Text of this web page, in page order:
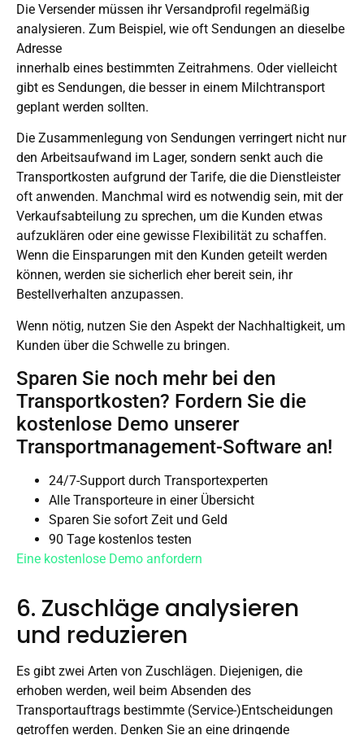
Die Versender müssen ihr Versandprofil regelmäßig
analysieren. Zum Beispiel, wie oft Sendungen an dieselbe
Adresse
innerhalb eines bestimmten Zeitrahmens. Oder vielleicht
gibt es Sendungen, die besser in einem Milchtransport
geplant werden sollten.
Die Zusammenlegung von Sendungen verringert nicht nur
den Arbeitsaufwand im Lager, sondern senkt auch die
Transportkosten aufgrund der Tarife, die die Dienstleister
oft anwenden. Manchmal wird es notwendig sein, mit der
Verkaufsabteilung zu sprechen, um die Kunden etwas
aufzuklären oder eine gewisse Flexibilität zu schaffen.
Wenn die Einsparungen mit den Kunden geteilt werden
können, werden sie sicherlich eher bereit sein, ihr
Bestellverhalten anzupassen.
Wenn nötig, nutzen Sie den Aspekt der Nachhaltigkeit, um
Kunden über die Schwelle zu bringen.
Sparen Sie noch mehr bei den
Transportkosten? Fordern Sie die
kostenlose Demo unserer
Transportmanagement-Software an!
24/7-Support durch Transportexperten
Alle Transporteure in einer Übersicht
Sparen Sie sofort Zeit und Geld
90 Tage kostenlos testen
Eine kostenlose Demo anfordern
6. Zuschläge analysieren
und reduzieren
Es gibt zwei Arten von Zuschlägen. Diejenigen, die
erhoben werden, weil beim Absenden des
Transportauftrags bestimmte (Service-)Entscheidungen
getroffen werden. Denken Sie an eine dringende